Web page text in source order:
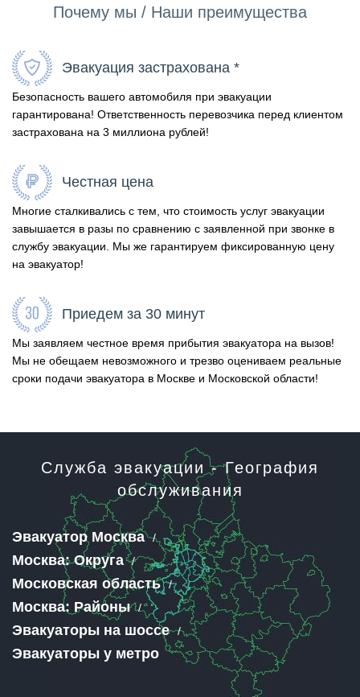
Почему мы / Наши преимущества
Эвакуация застрахована *
Безопасность вашего автомобиля при эвакуации
гарантирована! Ответственность перевозчика перед клиентом
застрахована на 3 миллиона рублей!
Честная цена
Многие сталкивались с тем, что стоимость услуг эвакуации
завышается в разы по сравнению с заявленной при звонке в
службу эвакуации. Мы же гарантируем фиксированную цену
на эвакуатор!
Приедем за 30 минут
Мы заявляем честное время прибытия эвакуатора на вызов!
Мы не обещаем невозможного и трезво оцениваем реальные
сроки подачи эвакуатора в Москве и Московской области!
Служба эвакуации - География
обслуживания
Эвакуатор Москва
Москва: Округа
Московская область
Москва: Районы
Эвакуаторы на шоссе
Эвакуаторы у метро